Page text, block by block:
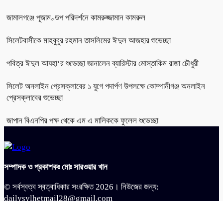
জামালগঞ্জে পূজামণ্ডপ পরিদর্শনে কামরুজ্জামান কামরুল
সিলেটবাসীকে মাহবুবুর রহমান তাসলিমের ঈদুল আজহার শুভেচ্ছা
পবিত্র ঈদুল আযহা‘র শুভেচ্ছা জানালেন ব্যারিস্টার মোস্তাকিম রাজা চৌধুরী
সিলেট অনলাইন প্রেসক্লাবের ১ যুগে পদার্পণ উপলক্ষে কোম্পানীগঞ্জ অনলাইন
প্রেসক্লাবের শুভেচ্ছা
জাপান বিএনপির পক্ষ থেকে এম এ মালিককে ফুলেল শুভেচ্ছা
সম্পাদক ও প্রকাশকঃ মোঃ সারওয়ার খান
© সর্বস্বত্ব স্বত্বাধিকার সংরক্ষিত 2026। নিউজের জন্য:
dailysylhetmail28@gmail.com